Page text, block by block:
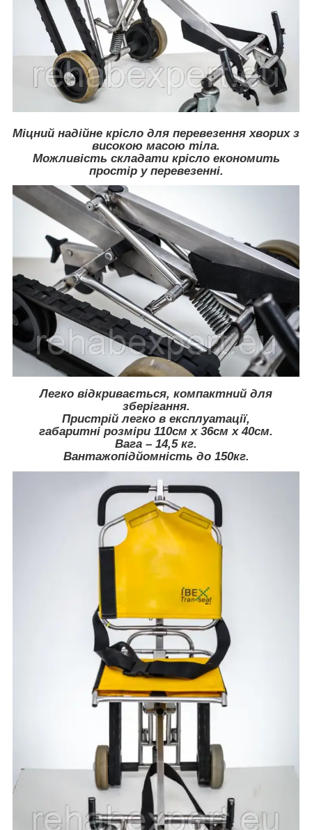
Міцний надійне крісло для перевезення хворих з
високою масою тіла.
Можливість складати крісло економить
простір у перевезенні.
Легко відкривається, компактний для
зберігання.
Пристрій легко в експлуатації,
габаритні розміри 110см х 36см х 40см.
Вага – 14,5 кг.
Вантажопідйомність до 150кг.